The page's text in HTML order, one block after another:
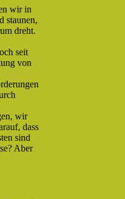
wir in
staunen,
dreht.
seit
von
wir
dass
sind
Aber